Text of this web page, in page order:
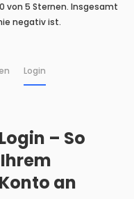
von 5 Sternen. Insgesamt
negativ ist.
Login
– So
an